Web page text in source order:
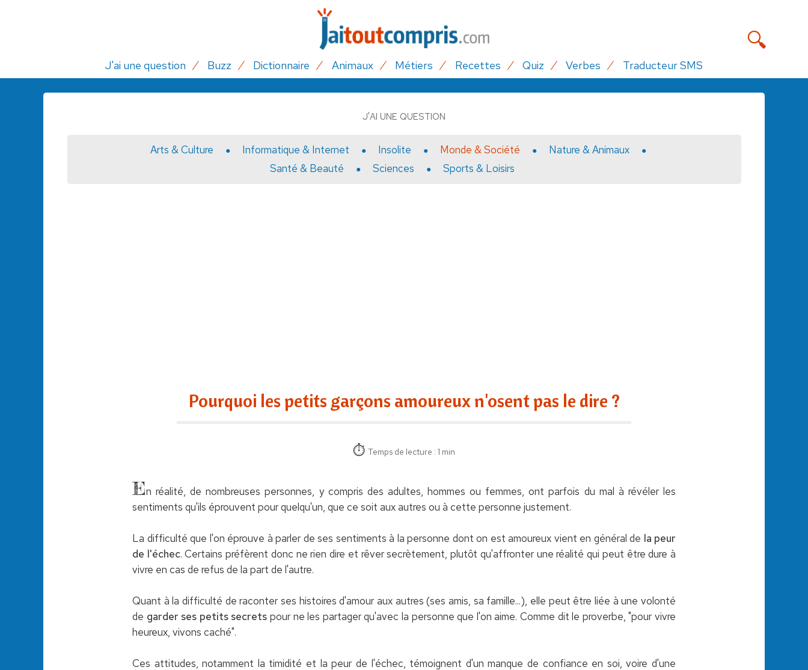
J'ai une question Buzz Dictionnaire Animaux Métiers Recettes Quiz Verbes Traducteur SMS
J'AI UNE QUESTION
Arts & Culture Informatique & Internet Insolite Monde & Société
Nature & Animaux
Santé & Beauté
Sciences Sports & Loisirs
Pourquoi les petits garçons amoureux n'osent pas le dire ?
Temps de lecture : 1 min
En réalité, de nombreuses personnes, y compris des adultes, hommes ou femmes, ont parfois du mal à révéler les
sentiments qu'ils éprouvent pour quelqu'un, que ce soit aux autres ou à cette personne justement.
La difficulté que l'on éprouve à parler de ses sentiments à la personne dont on est amoureux vient en général de la peur
de l'échec. Certains préfèrent donc ne rien dire et rêver secrètement, plutôt qu'affronter une réalité qui peut être dure à
vivre en cas de refus de la part de l'autre.
Quant à la difficulté de raconter ses histoires d'amour aux autres (ses amis, sa famille...), elle peut être liée à une volonté
de garder ses petits secrets pour ne les partager qu'avec la personne que l'on aime. Comme dit le proverbe, "pour vivre
heureux, vivons caché".
Ces attitudes, notamment la timidité et la peur de l'échec, témoignent d'un manque de confiance en soi, voire d'une